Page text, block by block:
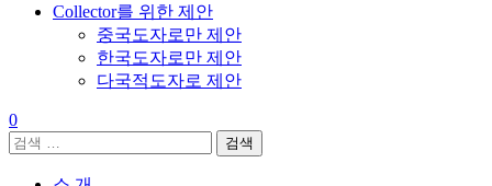
Collector를 위한 제안
중국도자로만 제안
한국도자로만 제안
다국적도자로 제안
0
검